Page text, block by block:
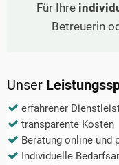
Für Ihre
Betreuerin
Unser
erfahrener
transparente Kosten
Beratung online und
Individuelle